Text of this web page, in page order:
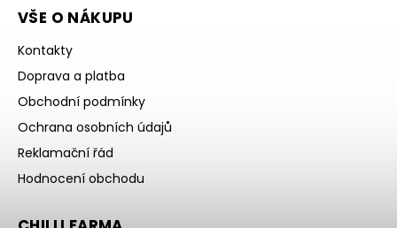
VŠE O NÁKUPU
Kontakty
Doprava a platba
Obchodní podmínky
Ochrana osobních údajů
Reklamační řád
Hodnocení obchodu